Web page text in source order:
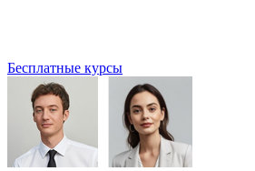
Бесплатные курсы